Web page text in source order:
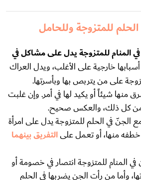
للمتزوجة وللحامل
المنام للمتزوجة يدل على مشاكل في
خارجية على الأغلب، ويدل العراك
على من يتربص بها وبأسرتها.
منها شيئاً أو يكيد لها في أمر. وإن غلبت
كل ذلك، والعكس صحيح.
الجنّ في الحلم للمتزوجة يدل على امرأة
منها، أو تعمل علىالتفريق بينهما
المنام للمتزوجة انتصار في خصومة أو
وأما من رأت الجن يضربها في الحلم